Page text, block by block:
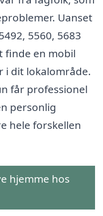
Uanset
5560, 5683
finde en mobil
i dit lokalområde.
får professionel
personlig
hele forskellen
hjemme hos